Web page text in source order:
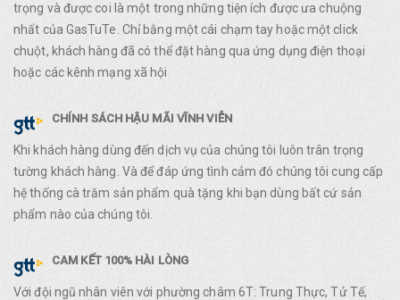
trọng và được coi là một trong những tiện ích được ưa chuộng
nhất của GasTuTe. Chỉ bằng một cái chạm tay hoặc một click
chuột, khách hàng đã có thể đặt hàng qua ứng dụng điện thoại
hoặc các kênh mạng xã hội
CHÍNH SÁCH HẬU MÃI VĨNH VIỄN
Khi khách hàng dùng đến dịch vụ của chúng tôi luôn trân trọng
tường khách hàng. Và để đáp ứng tình cảm đó chúng tôi cung cấp
hệ thống cà trăm sản phẩm quà tặng khi bạn dùng bất cứ sản
phẩm nào của chúng tôi.
CAM KẾT 100% HÀI LÒNG
Với đội ngũ nhân viên với phường châm 6T: Trung Thực, Tử Tế,